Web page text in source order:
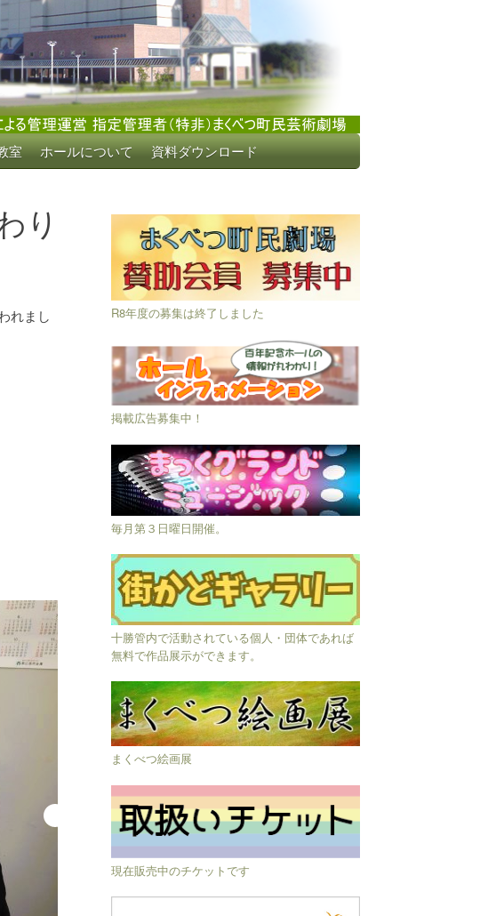
室 ホールについて 資料ダウンロード
り
れまし
R8年度の募集は終了しました
掲載広告募集中！
毎月第３日曜日開催。
十勝管内で活動されている個人・団体であれば
無料で作品展示ができます。
まくべつ絵画展
現在販売中のチケットです